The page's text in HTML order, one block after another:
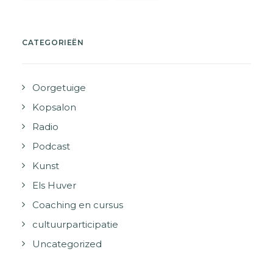
CATEGORIEËN
Oorgetuige
Kopsalon
Radio
Podcast
Kunst
Els Huver
Coaching en cursus
cultuurparticipatie
Uncategorized